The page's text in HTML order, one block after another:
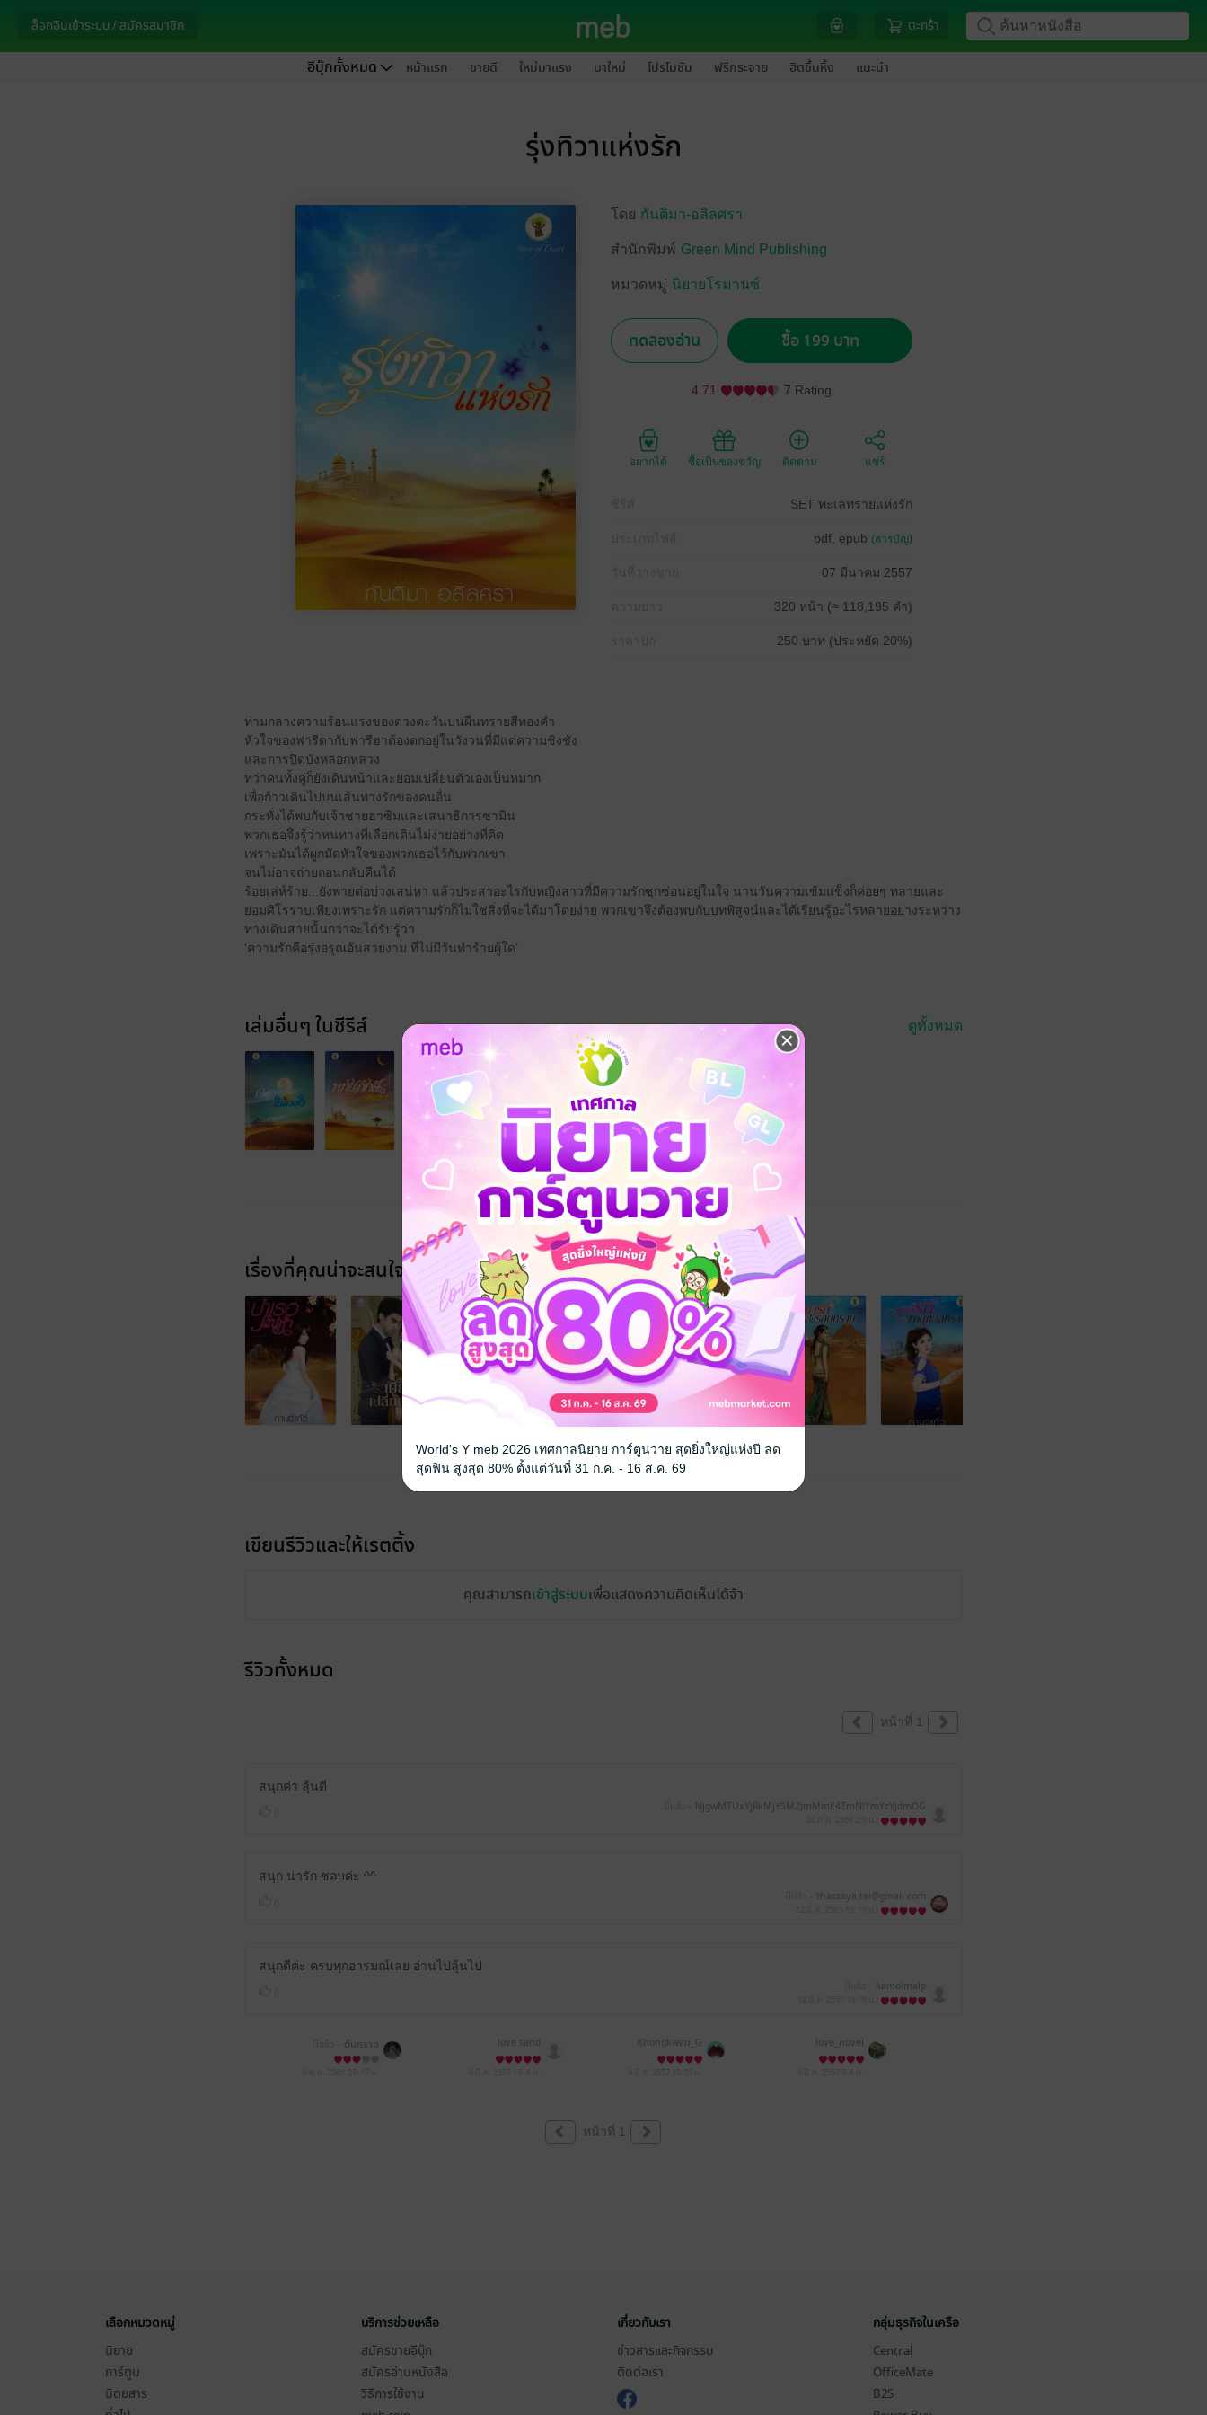
ล็อกอินเข้าระบบ / สมัครสมาชิก ตะกร้า
อีบุ๊กทั้งหมด หน้าแรก ขายดี ใหม่มาแรง มาใหม่ โปรโมชัน ฟรีกระจาย ฮิตขึ้นหิ้ง แนะนำ
รุ่งทิวาแห่งรัก
โดย กันติมา-อลิลศรา
สำนักพิมพ์ Green Mind Publishing
หมวดหมู่ นิยายโรมานซ์
ทดลองอ่าน ซื้อ 199 บาท
4.71 7 Rating
อยากได้ ซื้อเป็นของขวัญ ติดตาม แชร์
SET ทะเลทรายแห่งรัก
pdf, epub (สารบัญ)
07 มีนาคม 2557
320 หน้า (≈ 118,195 คำ)
250 บาท (ประหยัด 20%)
ท่ามกลางความร้อนแรงของดวงตะวันบนผืนทรายสีทองคำ
หัวใจของฟารีดากับฟารีฮาต้องตกอยู่ในวังวนที่มีแต่ความชิงชัง
และการปิดบังหลอกหลวง
ทว่าคนทั้งคู่ก็ยังเดินหน้าและยอมเปลี่ยนตัวเองเป็นหมาก
เพื่อก้าวเดินไปบนเส้นทางรักของคนอื่น
กระทั่งได้พบกับเจ้าชายฮาซิมและเสนาธิการซามิน
พวกเธอจึงรู้ว่าหนทางที่เลือกเดินไม่ง่ายอย่างที่คิด
เพราะมันได้ผูกมัดหัวใจของพวกเธอไว้กับพวกเขา
จนไม่อาจถ่ายถอนกลับคืนได้
ร้อยเล่ห์ร้าย...ยังพ่ายต่อบ่วงเสน่หา แล้วประสาอะไรกับหญิงสาวที่มีความรักซุกซ่อนอยู่ในใจ นานวันความเข้มแข็งก็ค่อยๆ ทลายและ
ยอมศิโรราบเพียงเพราะรัก แต่ความรักก็ไม่ใช่สิ่งที่จะได้มาโดยง่าย พวกเขาจึงต้องพบกับบทพิสูจน์และได้เรียนรู้อะไรหลายอย่างระหว่าง
ทางเดินสายนั้นกว่าจะได้รับรู้ว่า
‘ความรักคือรุ่งอรุณอันสวยงาม ที่ไม่มีวันทำร้ายผู้ใด’
เล่มอื่นๆ ในซีรีส์ ดูทั้งหมด
เรื่องที่คุณน่าจะสนใจ
เขียนรีวิวและให้เรตติ้ง
คุณสามารถเข้าสู่ระบบเพื่อแสดงความคิดเห็นได้จ้า
รีวิวทั้งหมด
หน้าที่ 1
สนุกค่า ลุ้นดี
NjgwMTUxYjRkMjY5M2JmMmE4ZmNlYmYzYjdmOG
QzMTY=
สนุก น่ารัก ชอบค่ะ ^^
thassaya.tai@gmail.com
สนุกดีค่ะ ครบทุกอารมณ์เลย อ่านไปลุ้นไป
kamolmalp
ต้นทราย love sand Khongkwan_G love_novel
หน้าที่ 1
เลือกหมวดหมู่
นิยาย
การ์ตูน
นิตยสาร
บริการช่วยเหลือ
สมัครขายอีบุ๊ก
สมัครอ่านหนังสือ
วิธีการใช้งาน
เกี่ยวกับเรา
ข่าวสารและกิจกรรม
ติดต่อเรา
กลุ่มธุรกิจในเครือ
Central
OfficeMate
B2S
World's Y meb 2026 เทศกาลนิยาย การ์ตูนวาย สุดยิ่งใหญ่แห่งปี ลด
สุดฟิน สูงสุด 80% ตั้งแต่วันที่ 31 ก.ค. - 16 ส.ค. 69